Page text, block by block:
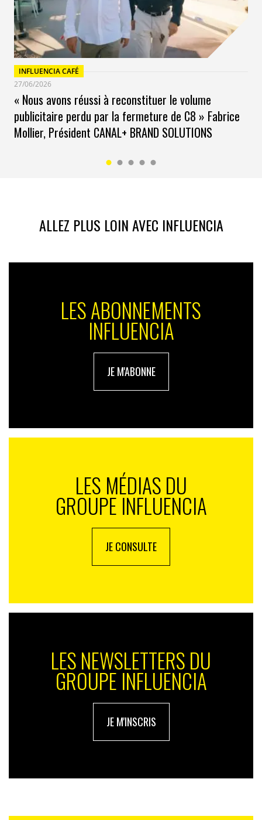
INFLUENCIA CAFÉ
27/06/2026
« Nous avons réussi à reconstituer le volume
publicitaire perdu par la fermeture de C8 » Fabrice
Mollier, Président CANAL+ BRAND SOLUTIONS
ALLEZ PLUS LOIN AVEC INFLUENCIA
LES ABONNEMENTS
INFLUENCIA
JE M'ABONNE
LES MÉDIAS DU
GROUPE INFLUENCIA
JE CONSULTE
LES NEWSLETTERS DU
GROUPE INFLUENCIA
JE M'INSCRIS